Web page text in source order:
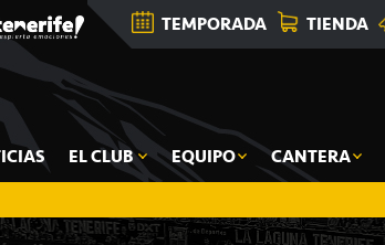
TEMPORADA TIENDA
EL CLUB EQUIPO CANTERA